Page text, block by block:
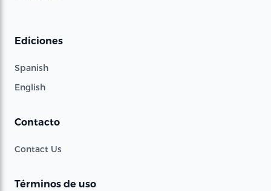
Ediciones
Spanish
English
Contacto
Contact Us
Términos de uso